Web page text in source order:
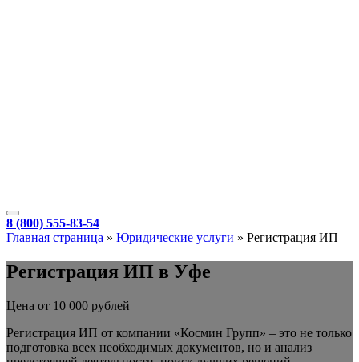
8 (800) 555-83-54
Главная страница » Юридические услуги » Регистрация ИП
Регистрация ИП в Уфе
Цена от 10 000 рублей
Регистрация ИП от компании «Космин Групп» – это не только
подготовка всех необходимых документов, но и анализ